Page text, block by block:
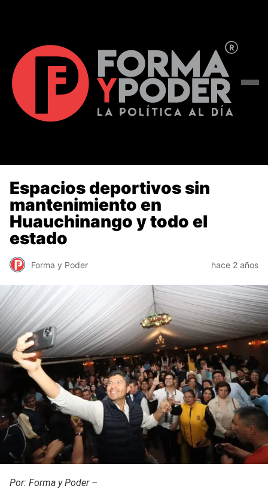
Espacios deportivos sin
mantenimiento en
Huauchinango y todo el
estado
Forma y Poder hace 2 años
Por: Forma y Poder –